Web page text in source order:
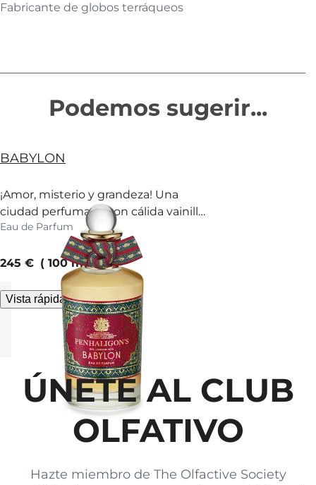
Fabricante de globos terráqueos
Podemos sugerir...
BABYLON
¡Amor, misterio y grandeza! Una
ciudad perfumada con cálida vainilla,
cedro y azafrán.
Eau de Parfum
current price
245 € 100 ml
Vista rápida
ÚNETE AL CLUB
OLFATIVO
Hazte miembro de The Olfactive Society